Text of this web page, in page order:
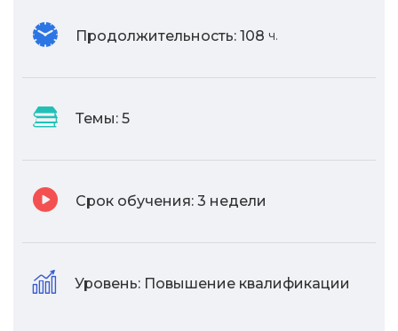
Продолжительность: 108 ч.
Темы: 5
Срок обучения: 3 недели
Уровень: Повышение квалификации